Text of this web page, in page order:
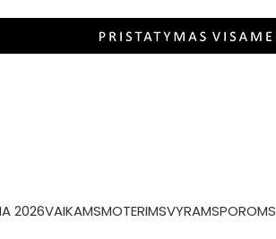
2026VAIKAMSMOTERIMSVYRAMSPOROMS